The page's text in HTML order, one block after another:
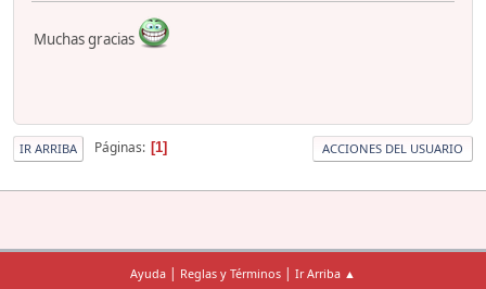
Muchas gracias
IR ARRIBA Páginas 1 ACCIONES DEL USUARIO
Ayuda | Reglas y Términos | Ir Arriba ▲